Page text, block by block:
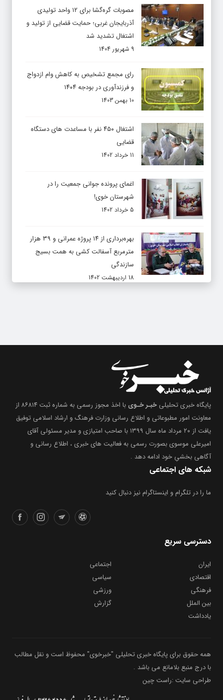
رضایت مردم و تأمین امنیت، دو اولویت همزمان پلیس در
شهرستان خوی
مصوبات گره‌گشا برای ۱۲ واحد تولیدی
آذربایجان غربی؛ حمایت قضایی از تولید و
اشتغال تشدید شد
9 شهریور 1404
رای مجمع تشخیص به کاهش وام ازدواج
و فرزندآوری در بودجه ۱۴۰۴
10 بهمن 1403
اشتغال ۴۵۰ نفر با مساعدت های دستگاه
قضایی
11 خرداد 1402
اغمای پرونده جوانی جمعیت را در
شهرستان خوی!
5 خرداد 1402
بهره‌برداری از ۱۴ پروژه عمرانی و ۳۹ هزار
مترمربع آسفالت کشی به همت بسیج
سازندگی
18 اردیبهشت 1402
پایگاه خبری تحلیلی خبـر خـوی
با اخذ مجوز رسمی به شماره ثبت ۸۶۸۱۴ از
معاونت امور مطبوعاتی و اطلاع رسانی وزارت فرهنگ و ارشاد اسلامی توفیق
یافت از ۲۰ مرداد ماه سال ۱۳۹۹ با صاحب امتیازی و مدیر مسئولی آقای
امیرعلی موسوی بصورت رسمی به فعالیت های خبری ، اطلاع رسانی و
آگاهی بخشیِ خود ادامه دهد .
شبکه های اجتماعی
ما را در تلگرام و اینستاگرام نیز دنبال کنید
دسترسی سریع
ایران
اجتماعی
اقتصادی
سیاسی
فرهنگی
ورزشی
بین الملل
گزارش
یادداشت
همه حقوق برای پایگاه خبری تحلیلی "خبرخوی" محفوظ است و نقل مطالب
با درج منبع بلامانع می باشد .
طراحی سایت :راست چین